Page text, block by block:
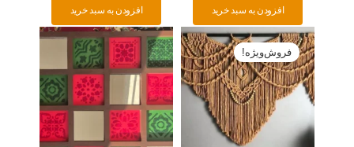
افزودن به سبد خرید افزودن به سبد خرید
فروش‌ویژه!
قیمت
اصلی:
تومان۶۰۰۰۰۰۰
بود.
قیمت
فعلی:
تومان۴۵۰۰۰۰۰.